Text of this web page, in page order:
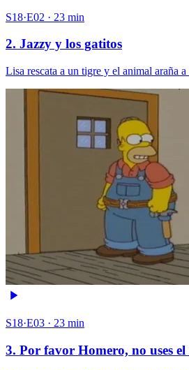
S18·E02 · 23 min
2. Jazzy y los gatitos
Lisa rescata a un tigre y el animal araña
S18·E03 · 23 min
3. Por favor Homero, no uses